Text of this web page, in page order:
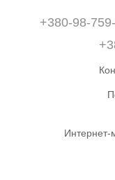
+380-98-
Интернет-